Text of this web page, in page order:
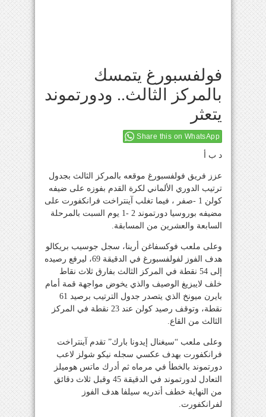
فولفسبورغ يتمسك
بالمركز الثالث.. ودورتموند
يتعثر
Share this on WhatsApp
د ب أ
عزز فريق فولفسبورغ موقعه بالمركز الثالث بجدول
ترتيب الدوري الألماني لكرة القدم بفوزه على ضيفه
كولن 1 -صفر ، فيما تغلب آينتراخت فرانكفورت على
مضيفه بوروسيا دورتموند 2 -1 يوم السبت بالمرحلة
السابعة والعشرين من المسابقة.
وعلى ملعب فوكسفاغن أرينا، سجل جوسيب بريكالو
هدف الفوز لفولفسبورغ في الدقيقة 69، ليرفع رصيده
إلى 54 نقطة في المركز الثالث بفارق ثلاث نقاط
خلف لايبزيغ الوصيف والذي يخوض مواجهة قمة أمام
بايرن ميونخ الذي يتصدر جدول الترتيب برصيد 61
نقطة، وتوقف رصيد كولن عند 23 نقطة في المركز
الثالث من القاع.
وعلى ملعب “سيغنال إيدونا بارك” تقدم آينتراخت
فرانكفورت بهدف عكسي سجله نيكو شولز لاعب
دورتموند بالخطأ في مرماه ثم أدرك ماتس هوميلز
التعادل لدورتموند في الدقيقة 45 وقبل ثلاث دقائق
من النهاية خطف أندريه سيلفا هدف الفوز
لفرانكفورت.